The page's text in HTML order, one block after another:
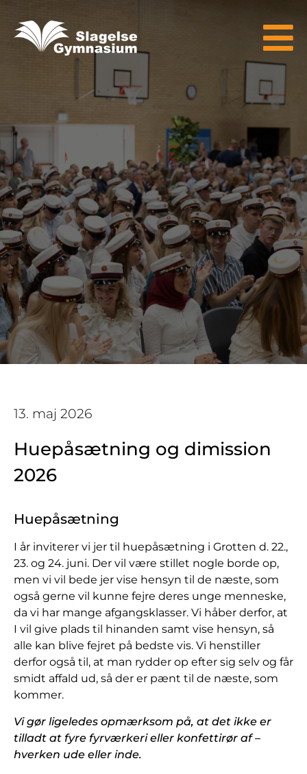
13. maj 2026
Huepåsætning og dimission
2026
Huepåsætning
I år inviterer vi jer til huepåsætning i Grotten d. 22.,
23. og 24. juni. Der vil være stillet nogle borde op,
men vi vil bede jer vise hensyn til de næste, som
også gerne vil kunne fejre deres unge menneske,
da vi har mange afgangsklasser. Vi håber derfor, at
I vil give plads til hinanden samt vise hensyn, så
alle kan blive fejret på bedste vis. Vi henstiller
derfor også til, at man rydder op efter sig selv og får
smidt affald ud, så der er pænt til de næste, som
kommer.
Vi gør ligeledes opmærksom på, at det ikke er
tilladt at fyre fyrværkeri eller konfettirør af –
hverken ude eller inde.